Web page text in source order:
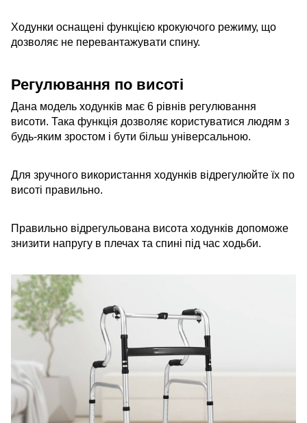
Ходунки оснащені функцією крокуючого режиму, що
дозволяє не перевантажувати спину.
Регулювання по висоті
Дана модель ходунків має 6 рівнів регулювання
висоти. Така функція дозволяє користуватися людям з
будь-яким зростом і бути більш універсальною.
Для зручного використання ходунків відрегулюйте їх по
висоті правильно.
Правильно відрегульована висота ходунків допоможе
знизити напругу в плечах та спині під час ходьби.